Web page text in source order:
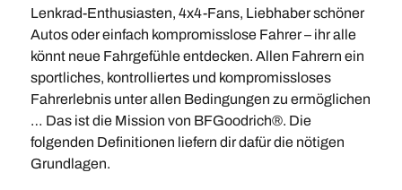
Lenkrad-Enthusiasten, 4x4-Fans, Liebhaber schöner
Autos oder einfach kompromisslose Fahrer – ihr alle
könnt neue Fahrgefühle entdecken. Allen Fahrern ein
sportliches, kontrolliertes und kompromissloses
Fahrerlebnis unter allen Bedingungen zu ermöglichen
… Das ist die Mission von BFGoodrich®. Die
folgenden Definitionen liefern dir dafür die nötigen
Grundlagen.